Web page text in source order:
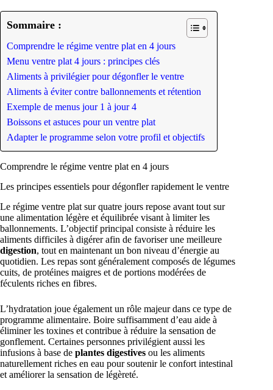
Sommaire :
Comprendre le régime ventre plat en 4 jours
Menu ventre plat 4 jours : principes clés
Aliments à privilégier pour dégonfler le ventre
Aliments à éviter contre ballonnements et rétention
Exemple de menus jour 1 à jour 4
Boissons et astuces pour un ventre plat
Adapter le programme selon votre profil et objectifs
Comprendre le régime ventre plat en 4 jours
Les principes essentiels pour dégonfler rapidement le ventre
Le régime ventre plat sur quatre jours repose avant tout sur
une alimentation légère et équilibrée visant à limiter les
ballonnements. L’objectif principal consiste à réduire les
aliments difficiles à digérer afin de favoriser une meilleure
digestion, tout en maintenant un bon niveau d’énergie au
quotidien. Les repas sont généralement composés de légumes
cuits, de protéines maigres et de portions modérées de
féculents riches en fibres.
L’hydratation joue également un rôle majeur dans ce type de
programme alimentaire. Boire suffisamment d’eau aide à
éliminer les toxines et contribue à réduire la sensation de
gonflement. Certaines personnes privilégient aussi les
infusions à base de plantes digestives ou les aliments
naturellement riches en eau pour soutenir le confort intestinal
et améliorer la sensation de légèreté.